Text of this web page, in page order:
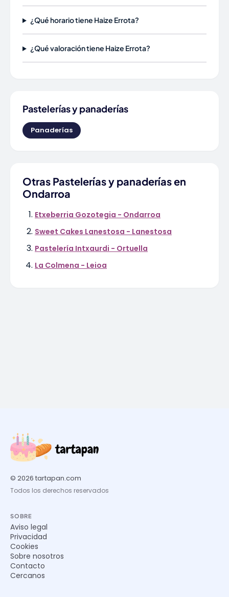
¿Qué horario tiene Haize Errota?
¿Qué valoración tiene Haize Errota?
Pastelerías y panaderías
Panaderías
Otras Pastelerías y panaderías en
Ondarroa
Etxeberria Gozotegia - Ondarroa
Sweet Cakes Lanestosa - Lanestosa
Pastelería Intxaurdi - Ortuella
La Colmena - Leioa
© 2026 tartapan.com
Todos los derechos reservados
SOBRE
Aviso legal
Privacidad
Cookies
Sobre nosotros
Contacto
Cercanos